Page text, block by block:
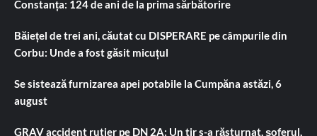
Constanța: 124 de ani de la prima sărbătorire
Băiețel de trei ani, căutat cu DISPERARE pe câmpurile din
Corbu: Unde a fost găsit micuțul
Se sistează furnizarea apei potabile la Cumpăna astăzi, 6
august
GRAV accident rutier pe DN 2A: Un tir s-a răsturnat, șoferul,